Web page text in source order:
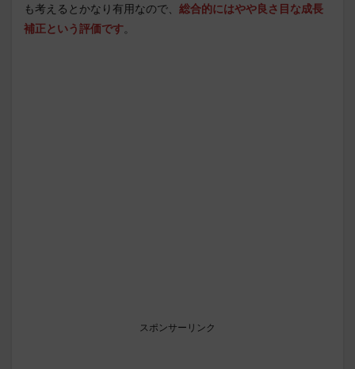
も考えるとかなり有用なので、 総合的にはやや良さ目な成長
補正という評価です。
スポンサーリンク